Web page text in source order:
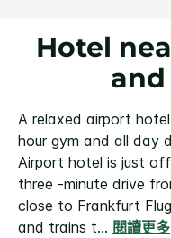
Hotel
A relaxed airport
hour gym and all day
Airport hotel is just
three -minute drive
close to Frankfurt
and trains t... 閱讀更多